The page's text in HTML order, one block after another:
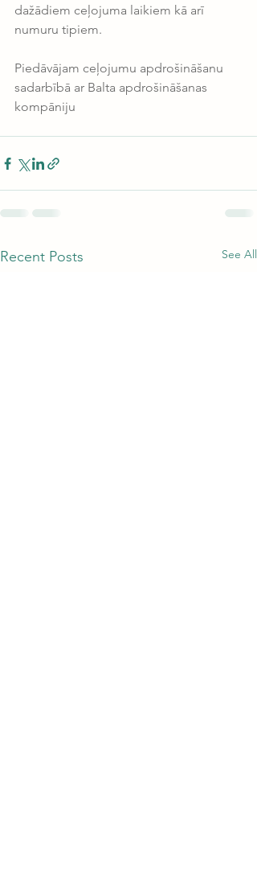
dažādiem ceļojuma laikiem kā arī
numuru tipiem.
Piedāvājam ceļojumu apdrošināšanu
sadarbībā ar Balta apdrošināšanas
kompāniju
Recent Posts See All